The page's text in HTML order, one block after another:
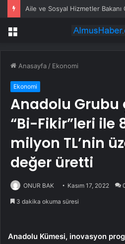
Menü
Anasayfa / Ekonomi
Ekonomi
Anadolu Grubu
“Bi-Fikir”leri ile
milyon TL’nin
değer üretti
ONUR BAK Kasım 17, 2022
3 dakika okuma süresi
Anadolu Kümesi, inovasyon